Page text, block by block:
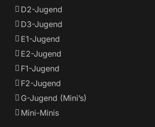
D2-Jugend
D3-Jugend
E1-Jugend
E2-Jugend
F1-Jugend
F2-Jugend
G-Jugend (Mini’s)
Mini-Minis